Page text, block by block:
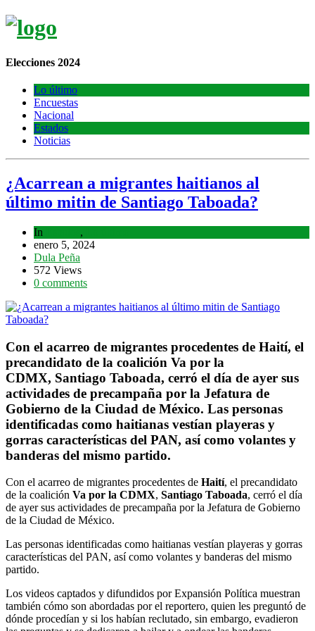
Elecciones 2024
Lo último
Encuestas
Nacional
Estados
Noticias
¿Acarrean a migrantes haitianos al
último mitin de Santiago Taboada?
In ,
enero 5, 2024
Dula Peña
572 Views
0 comments
Con el acarreo de migrantes procedentes de Haití, el
precandidato de la coalición Va por la
CDMX, Santiago Taboada, cerró el día de ayer sus
actividades de precampaña por la Jefatura de
Gobierno de la Ciudad de México. Las personas
identificadas como haitianas vestían playeras y
gorras características del PAN, así como volantes y
banderas del mismo partido.
Con el acarreo de migrantes procedentes de Haití, el precandidato
de la coalición Va por la CDMX, Santiago Taboada, cerró el día
de ayer sus actividades de precampaña por la Jefatura de Gobierno
de la Ciudad de México.
Las personas identificadas como haitianas vestían playeras y gorras
características del PAN, así como volantes y banderas del mismo
partido.
Los videos captados y difundidos por Expansión Política muestran
también cómo son abordadas por el reportero, quien les preguntó de
dónde procedían y si los habían reclutado, sin embargo, evadieron